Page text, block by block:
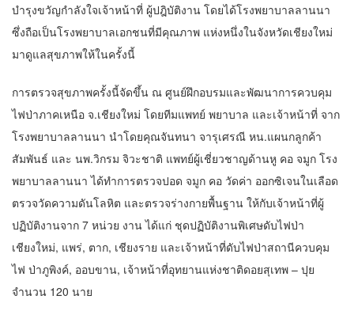
บำรุงขวัญกำลังใจเจ้าหน้าที่ ผู้ปฎิบัติงาน โดยได้โรงพยาบาลลานนา
ซึ่งถือเป็นโรงพยาบาลเอกชนที่มีคุณภาพ แห่งหนึ่งในจังหวัดเชียงใหม่
มาดูแลสุขภาพให้ในครั้งนี้
การตรวจสุขภาพครั้งนี้จัดขึ้น ณ ศูนย์ฝึกอบรมและพัฒนาการควบคุม
ไฟป่าภาคเหนือ จ.เชียงใหม่ โดยทีมแพทย์ พยาบาล และเจ้าหน้าที่ จาก
โรงพยาบาลลานนา นำโดยคุณจันทนา จารุเศรณี หน.แผนกลูกค้า
สัมพันธ์ และ นพ.วิกรม จิวะชาติ แพทย์ผู้เชี่ยวชาญด้านหู คอ จมูก โรง
พยาบาลลานนา ได้ทำการตรวจปอด จมูก คอ วัดค่า ออกซิเจนในเลือด
ตรวจวัดความดันโลหิต และตรวจร่างกายพื้นฐาน ให้กับเจ้าหน้าที่ผู้
ปฏิบัติงานจาก 7 หน่วย งาน ได้แก่ ชุดปฏิบัติงานพิเศษดับไฟป่า
เชียงใหม่, แพร่, ตาก, เชียงราย และเจ้าหน้าที่ดับไฟป่าสถานีควบคุม
ไฟ ป่าภูพิงค์, ออบขาน, เจ้าหน้าที่อุทยานแห่งชาติดอยสุเทพ – ปุย
จำนวน 120 นาย